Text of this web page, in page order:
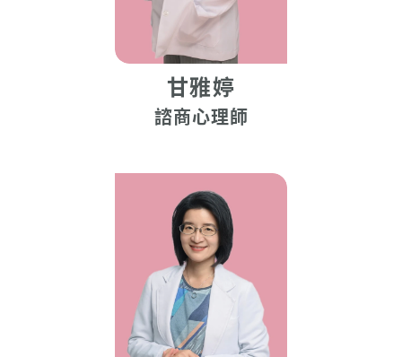
甘雅婷
諮商心理師